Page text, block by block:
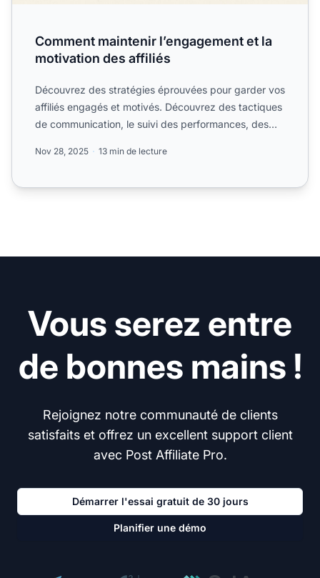
Comment maintenir l’engagement et la
motivation des affiliés
Découvrez des stratégies éprouvées pour garder vos
affiliés engagés et motivés. Découvrez des tactiques
de communication, le suivi des performances, des
Nov 28, 2025 13 min de lecture
Vous serez entre
de bonnes mains !
Rejoignez notre communauté de clients
satisfaits et offrez un excellent support client
avec Post Affiliate Pro.
Démarrer l'essai gratuit de 30 jours
Planifier une démo